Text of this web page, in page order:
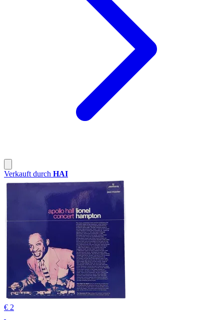
Verkauft durch HAI
€ 2